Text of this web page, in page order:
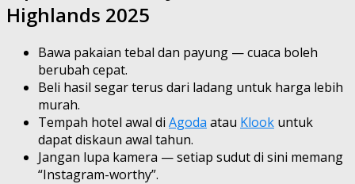
Highlands 2025
Bawa pakaian tebal dan payung — cuaca boleh
berubah cepat.
Beli hasil segar terus dari ladang untuk harga lebih
murah.
Tempah hotel awal di Agoda atau Klook untuk
dapat diskaun awal tahun.
Jangan lupa kamera — setiap sudut di sini memang
“Instagram-worthy”.